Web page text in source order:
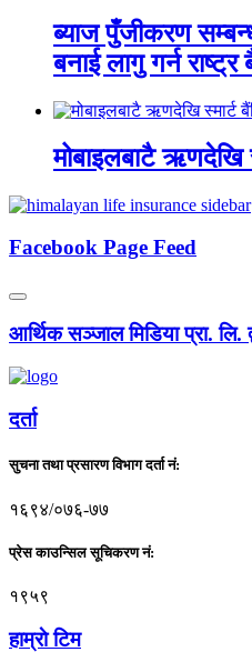
ब्याज पुँजीकरण
बनाई लागु गर्न
मोबाइलबाटै ऋणदेखि
Facebook Page Feed
आर्थिक सञ्जाल मिडिया प्रा. लि.
दर्ता
सुचना तथा प्रसारण विभाग दर्ता नं:
१६९४/०७६-७७
प्रेस काउन्सिल सूचिकरण नं:
१९५९
हाम्राे टिम